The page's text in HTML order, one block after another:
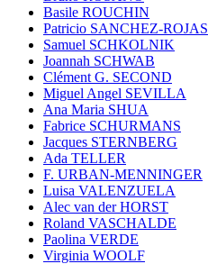
Basile ROUCHIN
Patricio SANCHEZ-ROJAS
Samuel SCHKOLNIK
Joannah SCHWAB
Clément G. SECOND
Miguel Angel SEVILLA
Ana Maria SHUA
Fabrice SCHURMANS
Jacques STERNBERG
Ada TELLER
F. URBAN-MENNINGER
Luisa VALENZUELA
Alec van der HORST
Roland VASCHALDE
Paolina VERDE
Virginia WOOLF